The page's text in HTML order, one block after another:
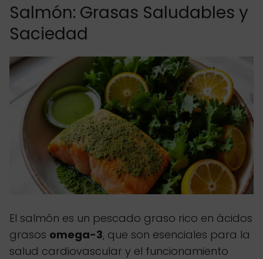
Salmón: Grasas Saludables y
Saciedad
El salmón es un pescado graso rico en ácidos
grasos omega-3, que son esenciales para la
salud cardiovascular y el funcionamiento